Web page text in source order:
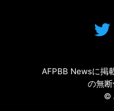
AFPBB Newsに掲
の無断
©